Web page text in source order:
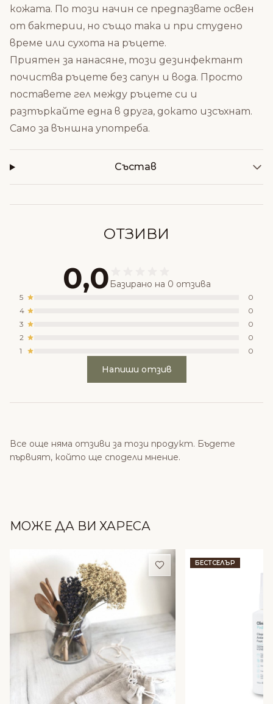
кожата. По този начин се предпазвате освен
от бактерии, но също така и при студено
време или сухота на ръцете.
Приятен за нанасяне, този дезинфектант
почиства ръцете без сапун и вода. Просто
поставете гел между ръцете си и
разтъркайте една в друга, докато изсъхнат.
Само за външна употреба.
Състав
ОТЗИВИ
0,0 Базирано на 0 отзива
5
0
4
0
3
0
2
0
1
0
Напиши отзив
Все още няма отзиви за този продукт. Бъдете
първият, който ще сподели мнение.
МОЖЕ ДА ВИ ХАРЕСА
Добави в любими
БЕСТСЕЛЪР